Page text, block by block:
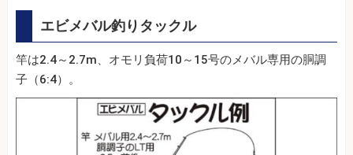
エビメバル釣りタックル
竿は2.4～2.7m、オモリ負荷10～15号のメバル専用の胴調
子（6:4）。